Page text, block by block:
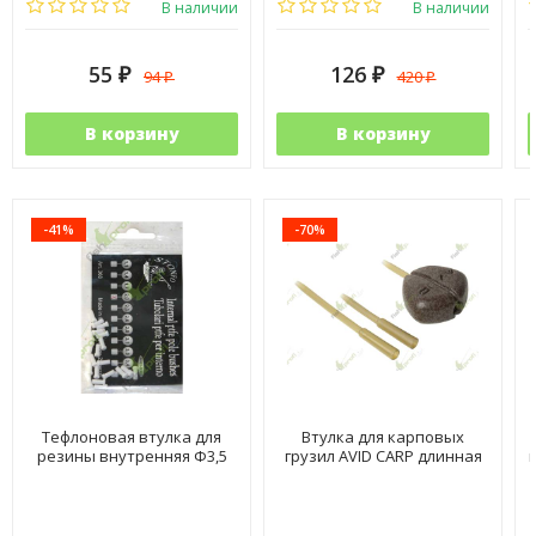
В наличии
55 ₽ 94₽
В корзину
В наличии
126 ₽ 420₽
В корзину
-41%
Тефлоновая втулка для
резины внутренняя Ф3,5
-70%
Втулка для карповых
грузил AVID CARP длинная